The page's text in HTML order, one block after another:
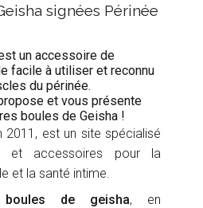
signées Périnée
un accessoire de
facile à utiliser et reconnu
du périnée.
et vous présente
boules de Geisha !
2011, est un site spécialisé
et accessoires pour la
et la santé intime.
de geisha, en